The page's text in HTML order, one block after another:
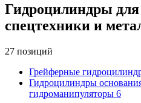
Гидроцилиндры для
спецтехники и
27 позиций
Грейферные
Гидроцилиндры
гидроманипуляторы 6